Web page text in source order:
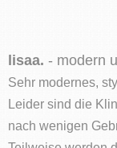
lisaa. - modern
Sehr modernes,
Leider sind die
nach wenigen